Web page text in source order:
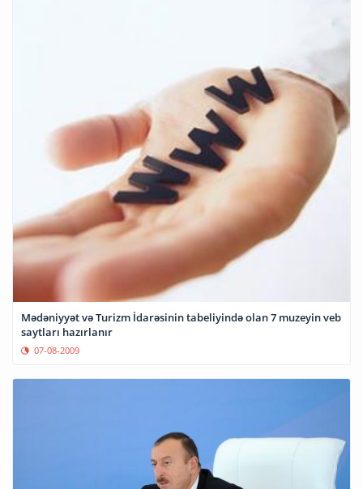
Mədəniyyət və Turizm İdarəsinin tabeliyində olan 7 muzeyin veb
saytları hazırlanır
07-08-2009